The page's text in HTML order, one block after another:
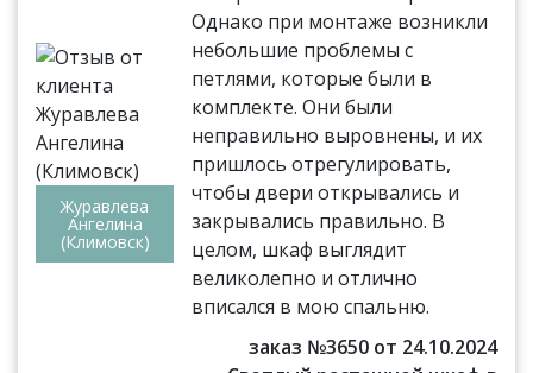
Журавлева
Ангелина
(Климовск)
Однако при монтаже возникли
небольшие проблемы с
петлями, которые были в
комплекте. Они были
неправильно выровнены, и их
пришлось отрегулировать,
чтобы двери открывались и
закрывались правильно. В
целом, шкаф выглядит
великолепно и отлично
вписался в мою спальню.
заказ №3650 от 24.10.2024